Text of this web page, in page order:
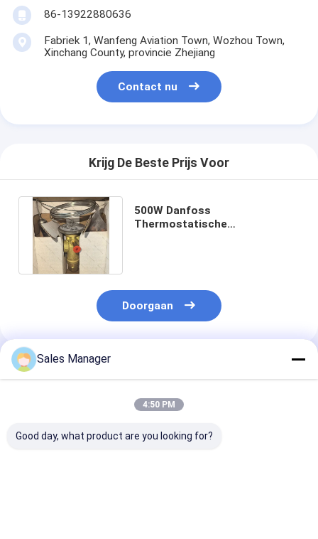
86-13922880636
Fabriek 1, Wanfeng Aviation Town, Wozhou Town,
Xinchang County, provincie Zhejiang
Contact nu
Krijg De Beste Prijs Voor
500W Danfoss
Thermostatische
Doorgaan
Geadviseerde Producten
Sales Manager
4:50 PM
Good day, what product are you looking for?